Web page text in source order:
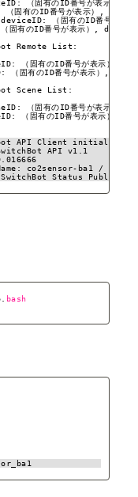
（固有のID番号が表示）,
固有のID番号が表示）,
（固有のID番号が表
有のID番号が表示）,
Remote List:
（固有のID番号が表示）,
固有のID番号が表示）,
Scene List:
固有のID番号が表示）
固有のID番号が表示）
API Client initialized.
API v1.1
co2sensor-ba1 /
SwitchBot Status
bash